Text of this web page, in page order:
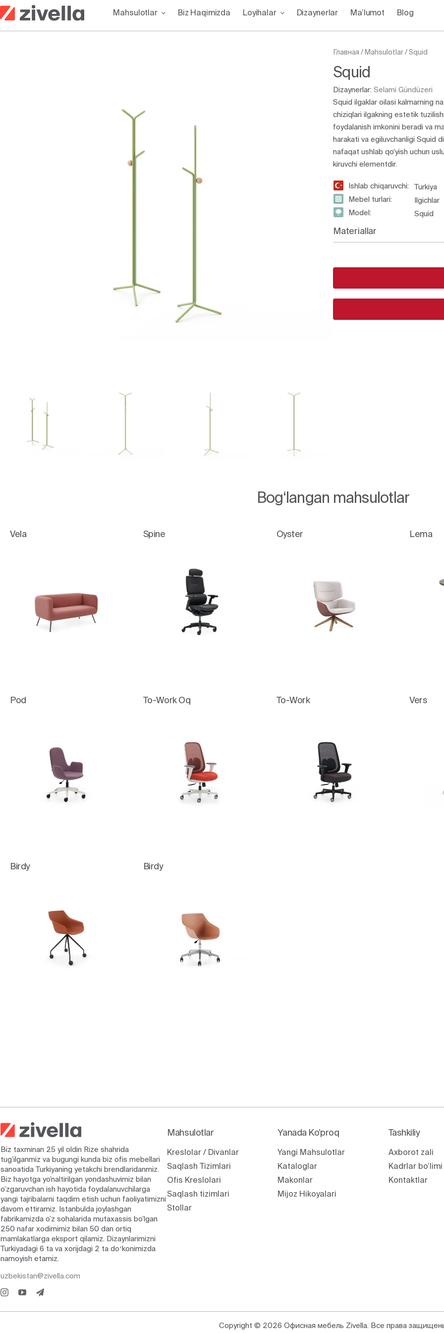
Skip
to
content
Mahsulotlar Biz Haqimizda Loyihalar Dizaynerlar Ma’lumot Blog
Главная / Mahsulotlar/Squid
Squid
Dizaynerlar: Selami Gündüzeri
Squid ilgaklar oilasi kalmarning
chiziqlari ilgakning estetik
foydalanish imkonini beradi va
harakati va egiluvchanligi Squid
nafaqat ushlab qo‘yish uchun
kiruvchi elementdir.
Ishlab chiqaruvchi:
Turkiya
Mebel turlari:
Ilgichlar
Model:
Squid
Materiallar
Bog‘langan mahsulotlar
Vela Spine Oyster Lema
Pod To-Work Oq To-Work Vers
Birdy Birdy
Biz taxminan 25 yil oldin Rize shahrida
tug’ilganmiz va bugungi kunda biz ofis mebellari
sanoatida Turkiyaning yetakchi brendlaridanmiz.
Biz hayotga yo’naltirilgan yondashuvimiz bilan
o’zgaruvchan ish hayotida foydalanuvchilarga
yangi tajribalarni taqdim etish uchun faoliyatimizni
davom ettiramiz. Istanbulda joylashgan
fabrikamizda o’z sohalarida mutaxassis bo’lgan
250 nafar xodimimiz bilan 50 dan ortiq
mamlakatlarga eksport qilamiz. Dizaynlarimizni
Turkiyadagi 6 ta va xorijdagi 2 ta doʻkonimizda
namoyish etamiz.
uzbekistan@zivella.com
Mahsulotlar
Kreslolar / Divanlar
Saqlash Tizimlari
Ofis Kreslolari
Saqlash tizimlari
Stollar
Yanada Ko’proq
Yangi Mahsulotlar
Kataloglar
Makonlar
Mijoz Hikoyalari
Tashkiliy
Axborot zali
Kadrlar bo’limi
Kontaktlar
Copyright © 2026 Офисная мебель Zivella. Все права